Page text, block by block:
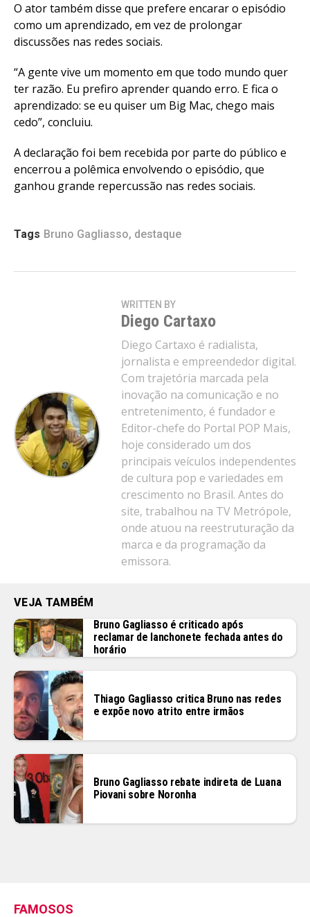
O ator também disse que prefere encarar o episódio
como um aprendizado, em vez de prolongar
discussões nas redes sociais.
“A gente vive um momento em que todo mundo quer
ter razão. Eu prefiro aprender quando erro. E fica o
aprendizado: se eu quiser um Big Mac, chego mais
cedo”, concluiu.
A declaração foi bem recebida por parte do público e
encerrou a polêmica envolvendo o episódio, que
ganhou grande repercussão nas redes sociais.
Tags Bruno Gagliasso, destaque
WRITTEN BY
Diego Cartaxo
Diego Cartaxo é radialista,
jornalista e empreendedor digital.
Com trajetória marcada pela
inovação na comunicação e no
entretenimento, é fundador e
Editor-chefe do Portal POP Mais,
hoje considerado um dos
principais veículos independentes
de cultura pop e variedades em
crescimento no Brasil. Antes do
site, trabalhou na TV Metrópole,
onde atuou na reestruturação da
marca e da programação da
emissora.
VEJA TAMBÉM
Bruno Gagliasso é criticado após
reclamar de lanchonete fechada antes do
horário
Thiago Gagliasso critica Bruno nas redes
e expõe novo atrito entre irmãos
Bruno Gagliasso rebate indireta de Luana
Piovani sobre Noronha
FAMOSOS